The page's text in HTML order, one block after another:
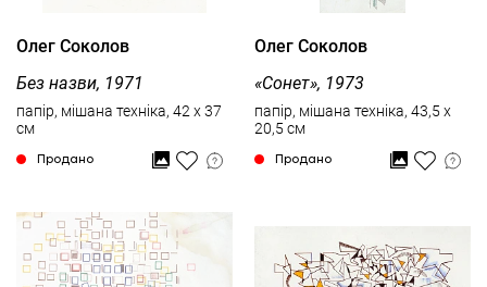
Олег Соколов
Без назви, 1971
папір, мішана техніка, 42 x 37
см
Продано
Олег Соколов
«Сонет», 1973
папір, мішана техніка, 43,5 x
20,5 см
Продано